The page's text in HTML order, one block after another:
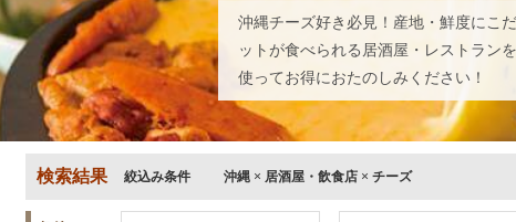
沖縄チーズ好き必見！産地・鮮度にこ
ットが食べられる居酒屋・レストラン
使ってお得におたのしみください！
検索結果 絞込み条件 沖縄 × 居酒屋・飲食店 × チーズ